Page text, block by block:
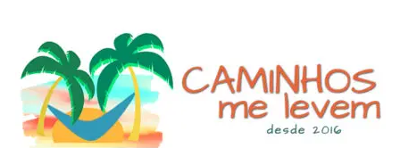
conteúdo